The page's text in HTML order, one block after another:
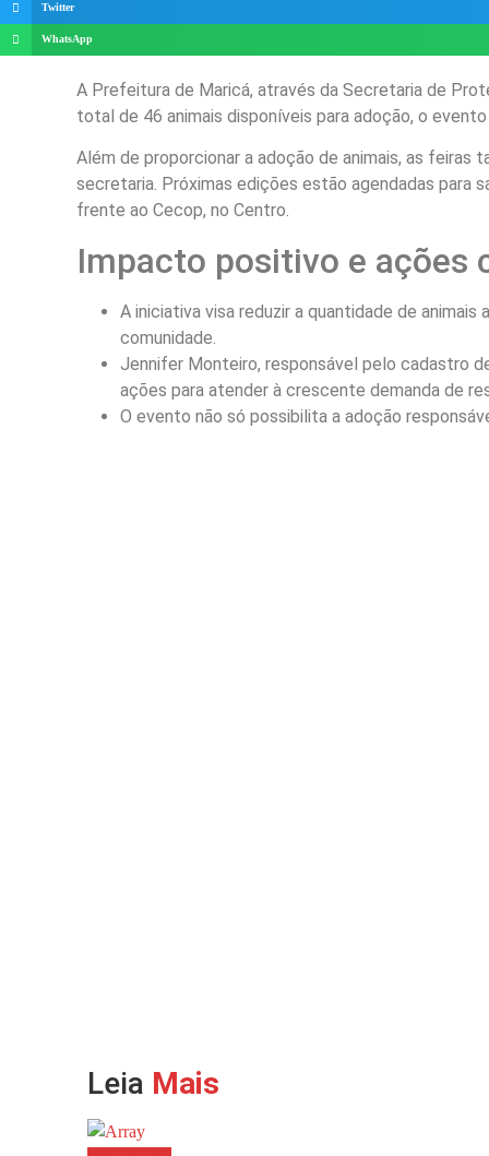
Twitter
WhatsApp
A Prefeitura de Maricá, através da Secretaria de
total de 46 animais disponíveis para adoção, o
Além de proporcionar a adoção de animais, as
secretaria. Próximas edições estão agendadas para
frente ao Cecop, no Centro.
Impacto positivo e ações
A iniciativa visa reduzir a quantidade de
comunidade.
Jennifer Monteiro, responsável pelo cadastro
ações para atender à crescente demanda de
O evento não só possibilita a adoção
Leia Mais